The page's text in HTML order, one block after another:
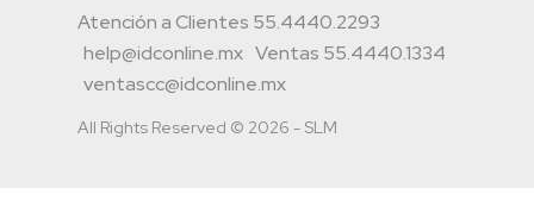
Atención a Clientes 55.4440.2293
help@idconline.mx Ventas 55.4440.1334
ventascc@idconline.mx
All Rights Reserved © 2026 - SLM